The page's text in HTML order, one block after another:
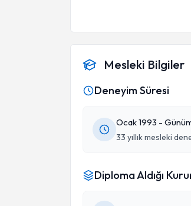
Mesleki Bilgiler
Deneyim Süresi
Ocak 1993 -
33 yıllık mesleki
Diploma Aldığı